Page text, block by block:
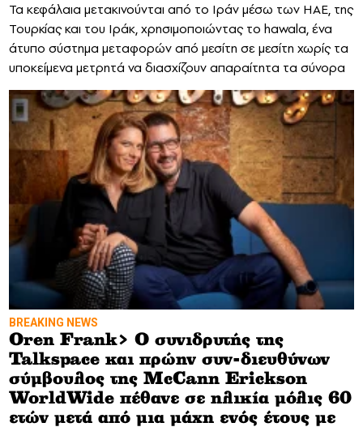
Τα κεφάλαια μετακινούνται από το Ιράν μέσω των ΗAE, της
Τουρκίας και του Ιράκ, χρησιμοποιώντας το hawala, ένα
άτυπο σύστημα μεταφορών από μεσίτη σε μεσίτη χωρίς τα
υποκείμενα μετρητά να διασχίζουν απαραίτητα τα σύνορα
BREAKING NEWS
Oren Frank> Ο συνιδρυτής της
Talkspace και πρώην συν-διευθύνων
σύμβουλος της McCann Erickson
WorldWide πέθανε σε ηλικία μόλις 60
ετών μετά από μια μάχη ενός έτους με